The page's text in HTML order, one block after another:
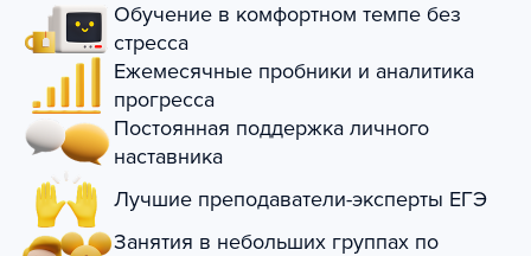
Обучение в комфортном темпе без
стресса
Ежемесячные пробники и аналитика
прогресса
Постоянная поддержка личного
наставника
Лучшие преподаватели-эксперты ЕГЭ
Занятия в небольших группах по